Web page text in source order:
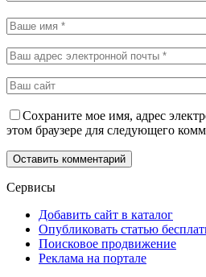
Сохраните мое имя, адрес
этом браузере для следующего
Сервисы
Добавить сайт в каталог
Опубликовать статью
Поисковое продвижение
Реклама на портале